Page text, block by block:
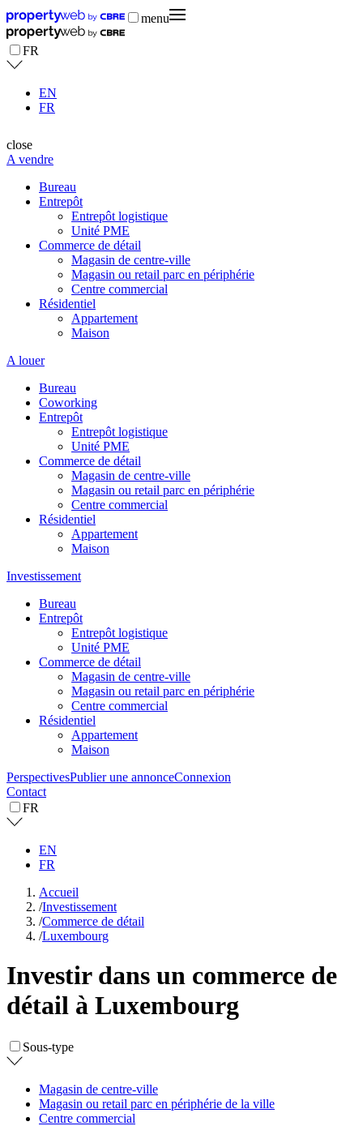
menu
FR
EN
FR
close
A vendre
Bureau
Entrepôt
Entrepôt logistique
Unité PME
Commerce de détail
Magasin de centre-ville
Magasin ou retail parc en périphérie
Centre commercial
Résidentiel
Appartement
Maison
A louer
Bureau
Coworking
Entrepôt
Entrepôt logistique
Unité PME
Commerce de détail
Magasin de centre-ville
Magasin ou retail parc en périphérie
Centre commercial
Résidentiel
Appartement
Maison
Investissement
Bureau
Entrepôt
Entrepôt logistique
Unité PME
Commerce de détail
Magasin de centre-ville
Magasin ou retail parc en périphérie
Centre commercial
Résidentiel
Appartement
Maison
PerspectivesPublier une annonceConnexion
Contact
FR
EN
FR
Accueil
/Investissement
/Commerce de détail
/Luxembourg
Investir dans un commerce de
détail à Luxembourg
Sous-type
Magasin de centre-ville
Magasin ou retail parc en périphérie de la ville
Centre commercial